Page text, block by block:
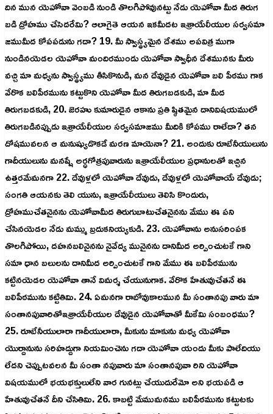
దిన మున యెహోవా వెంబడి నుండి తొలగిపోవునట్టు నేడు యెహోవా మీద తిరుగ
బడి ద్రోహము చేసెదరేమి? ఆలాగైతె ఆయన ఇకమీదట ఇశ్రాయేలీయుల సర్వసమా
జముమీద కోపపడును గదా? 19. మీ స్వాస్థ్యమైన దేశము అపవిత్ర ముగా
నుండినయెడల యెహోవా మందిరముండు యెహోవా స్వాధీన దేశమునకు మీరు
వచ్చి మా మధ్యను స్వాస్థ్యము తీసికొనుడి, మన దేవుడైన యెహోవా బలి పీఠము గాక
వేరొక బలిపీఠమును కట్టుకొని యెహోవా మీద తిరుగబడకుడి, మా మీద
తిరుగబడకుడి, 20. జెరహు కుమారుడైన ఆకాను ప్రతి ష్ఠితమైన దానివిషయములో
తిరుగబడినప్పుడు ఇశ్రాయేలీయుల సర్వసమాజము మీదికి కోపము రాలేదా? తన
దోషమువలన ఆ మనుష్యుడొకడే మరణ మాయెనా? 21. అందుకు రూబేనీయులును
గాదీయులును మనష్షే అర్ధగోత్రపువారును ఇశ్రాయేలీయుల ప్రధానులతో ఇచ్చిన
ఉత్తరమేమనగా 22. దేవుళ్లలో యెహోవా దేవుడు, దేవుళ్లలో యెహోవాయే దేవుడు;
సంగతి ఆయనకు తెలి యును, ఇశ్రాయేలీయులు తెలిసి కొందురు,
ద్రోహముచేతనైనను యెహోవామీద తిరుగుబాటుచేతనైనను మేము ఈ పని
చేసినయెడల నేడు మమ్ము బ్రదుకనియ్యకుడి. 23. యెహోవాను అనుసరింపక
తొలగిపోయి, దహనబలినైనను నైవేద్య మునైనను దానిమీద అర్పించుటకే గాని
సమా ధాన బలులను దానిమీద అర్పించుటకే గాని మేము ఈ బలిపీఠమును
కట్టినయెడల యెహోవా తానే విమర్శ చేయునుగాక. వేరొక హేతువుచేతనే ఈ
బలిపీఠమును కట్టితివిు. 24. ఏమనగా రాబోవుకాలమున మీ సంతానపు వారు మా
సంతానపువారితోఇశ్రాయేలీయుల దేవుడైన యెహోవాతో మీకేమి సంబంధము?
25. రూబేనీయులారా గాదీయులారా, మీకును మాకును మధ్య యెహోవా
యొర్దానును సరిహద్దుగా నియమించెను గదా యెహోవా యందు మీకు పాలేదియు
లేదని చెప్పుటవలన మీ సంతా నపువారు మా సంతానపువా రిని యెహోవా
విషయములో భయభక్తులులేని వార గునట్లు చేయుదురేమో అని భయపడి ఆ
హేతువుచేతనే దీని చేసితివిు. 26. కాబట్టి మేముమనము బలిపీఠమును కట్టుటకు